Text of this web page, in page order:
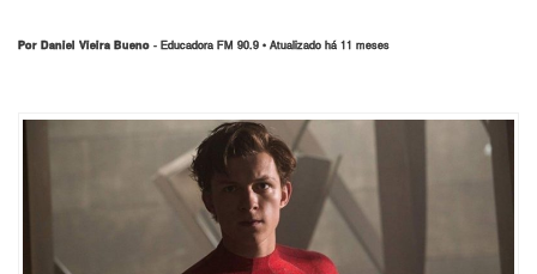
Por Daniel Vieira Bueno - Educadora FM 90.9 • Atualizado há 11 meses